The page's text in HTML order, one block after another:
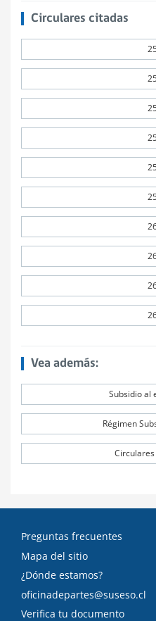
Circulares citadas
Vea además:
Subsidio al
Régimen
Circulares
Preguntas frecuentes
Mapa del sitio
¿Dónde estamos?
oficinadepartes@suseso.cl
Verifica tu documento